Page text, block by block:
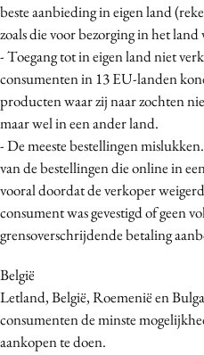
PR
Programmatic
Purpose Marketing
Reputatie & crisis
beste aanbieding in eigen land
zoals die voor bezorging in het
- Toegang tot in eigen land niet
consumenten in 13 EU-landen
producten waar zij naar zochten
maar wel in een ander land.
- De meeste bestellingen
van de bestellingen die online in
vooral doordat de verkoper
consument was gevestigd of geen
grensoverschrijdende betaling
België
Letland, België, Roemenië en
consumenten de minste
aankopen te doen.